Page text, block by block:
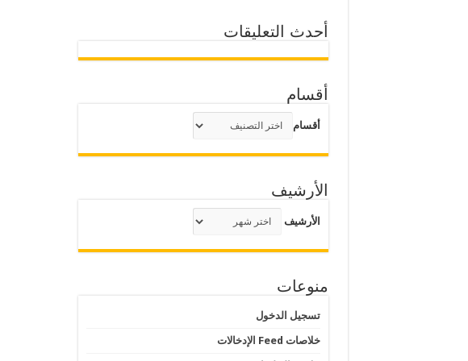
أحدث التعليقات
أقسام
أقسام
الأرشيف
الأرشيف
منوعات
تسجيل الدخول
خلاصات Feed الإدخالات